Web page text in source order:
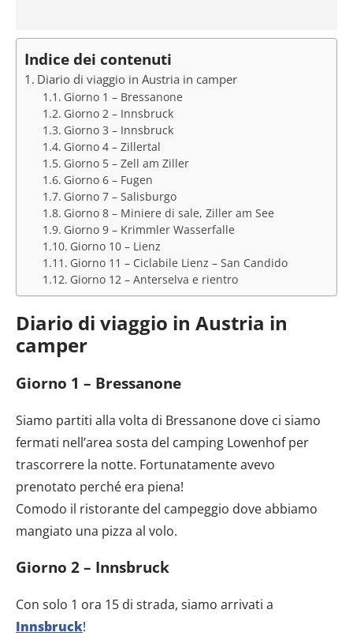
Indice dei contenuti
Diario di viaggio in Austria in camper
Giorno 1 – Bressanone
Giorno 2 – Innsbruck
Giorno 3 – Innsbruck
Giorno 4 – Zillertal
Giorno 5 – Zell am Ziller
Giorno 6 – Fugen
Giorno 7 – Salisburgo
Giorno 8 – Miniere di sale, Ziller am See
Giorno 9 – Krimmler Wasserfalle
Giorno 10 – Lienz
Giorno 11 – Ciclabile Lienz – San Candido
Giorno 12 – Anterselva e rientro
Diario di viaggio in Austria in
camper
Giorno 1 – Bressanone
Siamo partiti alla volta di Bressanone dove ci siamo
fermati nell’area sosta del camping Lowenhof per
trascorrere la notte. Fortunatamente avevo
prenotato perché era piena!
Comodo il ristorante del campeggio dove abbiamo
mangiato una pizza al volo.
Giorno 2 – Innsbruck
Con solo 1 ora 15 di strada, siamo arrivati a
Innsbruck!